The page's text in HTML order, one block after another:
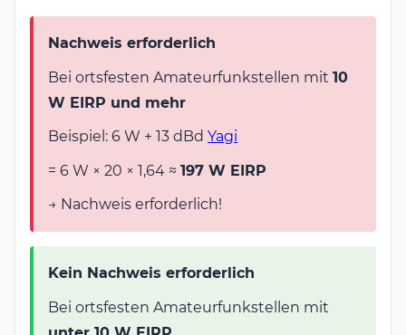
Nachweis erforderlich
Bei ortsfesten Amateurfunkstellen mit 10
W EIRP und mehr
Beispiel: 6 W + 13 dBd Yagi
= 6 W × 20 × 1,64 ≈ 197 W EIRP
→ Nachweis erforderlich!
Kein Nachweis erforderlich
Bei ortsfesten Amateurfunkstellen mit